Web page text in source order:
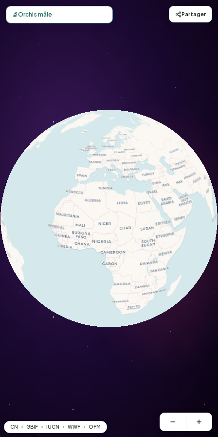
Carte d'observation du Orchis mâle (Orchis mascula) -
🔬Orchis mâle Partager
CN GBIF IUCN WWF OFM